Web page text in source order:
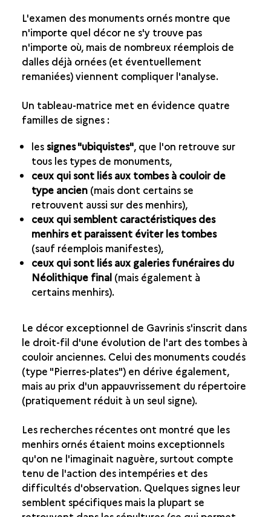
L'examen des monuments ornés montre que
n'importe quel décor ne s'y trouve pas
n'importe où, mais de nombreux réemplois de
dalles déjà ornées (et éventuellement
remaniées) viennent compliquer l'analyse.
Un tableau-matrice met en évidence quatre
familles de signes :
lessignes "ubiquistes", que l'on retrouve sur
tous les types de monuments,
ceux qui sont liés aux tombes à couloir de
type ancien(mais dont certains se
retrouvent aussi sur des menhirs),
ceux qui semblent caractéristiques des
menhirs et paraissent éviter les tombes
(sauf réemplois manifestes),
ceux qui sont liés aux galeries funéraires du
Néolithique final(mais également à
certains menhirs).
Le décor exceptionnel de Gavrinis s'inscrit dans
le droit-fil d'une évolution de l'art des tombes à
couloir anciennes. Celui des monuments coudés
(type "Pierres-plates") en dérive également,
mais au prix d'un appauvrissement du répertoire
(pratiquement réduit à un seul signe).
Les recherches récentes ont montré que les
menhirs ornés étaient moins exceptionnels
qu'on ne l'imaginait naguère, surtout compte
tenu de l'action des intempéries et des
difficultés d'observation. Quelques signes leur
semblent spécifiques mais la plupart se